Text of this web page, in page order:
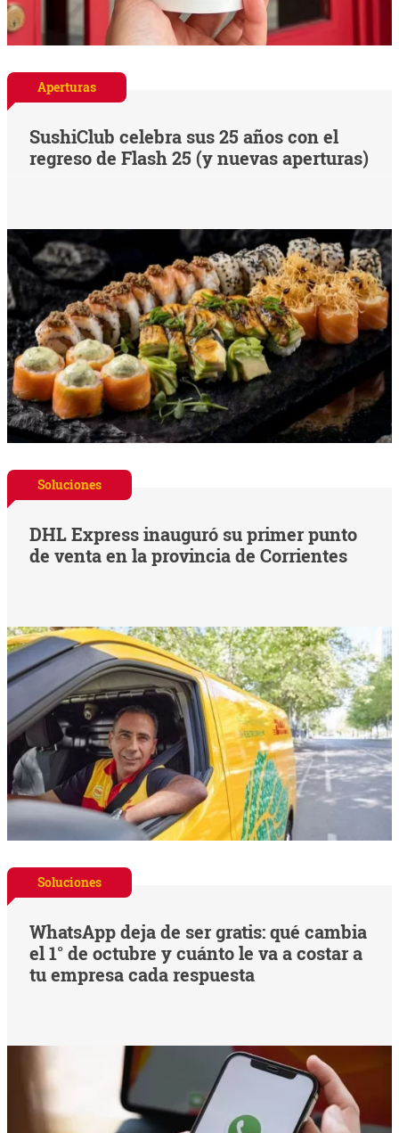
Aperturas
SushiClub celebra sus 25 años con el
regreso de Flash 25 (y nuevas aperturas)
Soluciones
DHL Express inauguró su primer punto
de venta en la provincia de Corrientes
Soluciones
WhatsApp deja de ser gratis: qué cambia
el 1° de octubre y cuánto le va a costar a
tu empresa cada respuesta